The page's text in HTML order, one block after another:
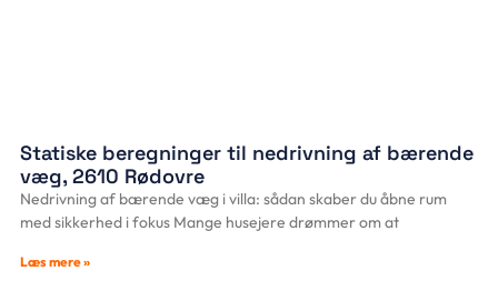
Statiske beregninger til nedrivning af bærende
væg, 2610 Rødovre
Nedrivning af bærende væg i villa: sådan skaber du åbne rum
med sikkerhed i fokus Mange husejere drømmer om at
Læs mere »